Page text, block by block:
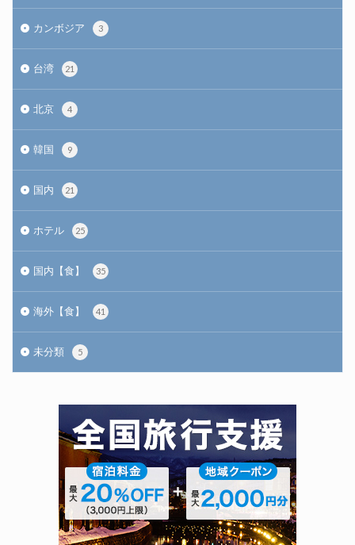
カンボジア 3
台湾 21
北京 4
韓国 9
国内 21
ホテル 25
国内【食】 35
海外【食】 41
未分類 5